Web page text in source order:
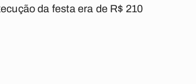
da festa era de R$ 210